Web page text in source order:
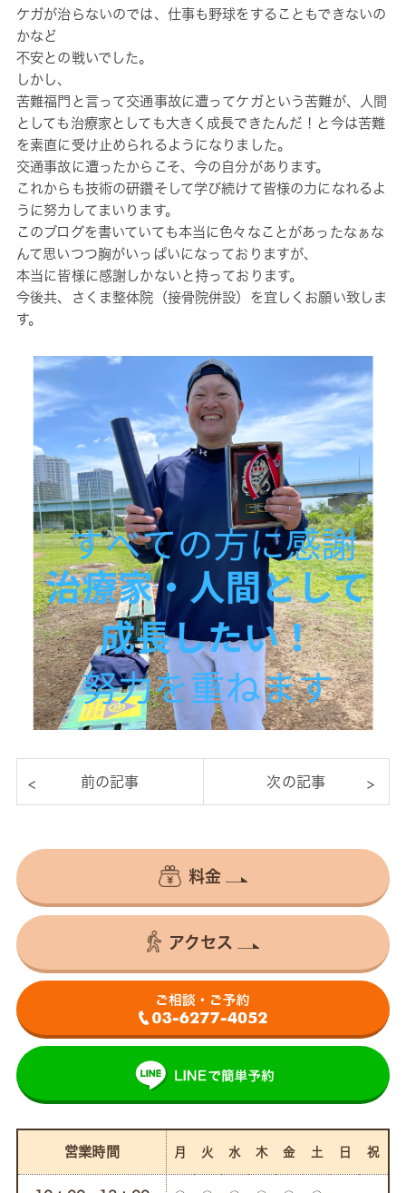
ケガが治らないのでは、仕事も野球をすることもできないの
かなど
不安との戦いでした。
しかし、
苦難福門と言って交通事故に遭ってケガという苦難が、人間
としても治療家としても大きく成長できたんだ！と今は苦難
を素直に受け止められるようになりました。
交通事故に遭ったからこそ、今の自分があります。
これからも技術の研鑽そして学び続けて皆様の力になれるよ
うに努力してまいります。
このブログを書いていても本当に色々なことがあったなぁな
んて思いつつ胸がいっぱいになっておりますが、
本当に皆様に感謝しかないと持っております。
今後共、さくま整体院（接骨院併設）を宜しくお願い致しま
す。
料金
アクセス
営業時間 月 火 水 木 金 土 日 祝